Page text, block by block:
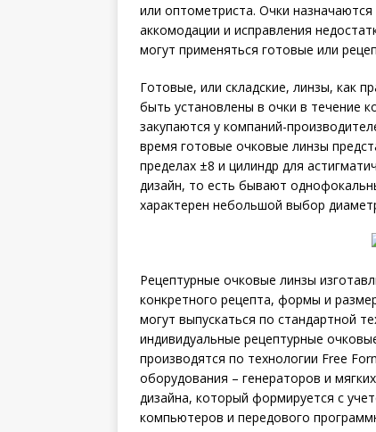
или оптометриста. Очки
аккомодации и исправления
могут применяться готовые или
Готовые, или складские, линзы, как
быть установлены в очки в течение
закупаются у компаний-
время готовые очковые линзы
пределах ±8 и цилиндр для
дизайн, то есть бывают
характерен небольшой выбор
Рецептурные очковые линзы
конкретного рецепта, формы и
могут выпускаться по стандартной
индивидуальные рецептурные
производятся по технологии Free
оборудования – генераторов и
дизайна, который формируется с
компьютеров и передового